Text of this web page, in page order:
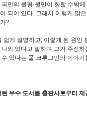
민의 불평·불만이 향할 수밖
되어 있다. 그래서 이렇게 많
?
게 설명하고, 이렇게 된 원인
와 있다고 말하며 그가 주장
있다는 폴 크루그먼의 이야
우수 도서를 출판사로부터